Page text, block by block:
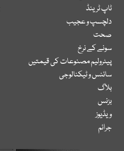
ٹاپ ٹرینڈ
دلچسپ و عجیب
صحت
سونے کے نرخ
پیٹرولیم مصنوعات کی قیمتیں
سائنس و ٹیکنالوجی
بلاگ
بزنس
ویڈیوز
جرائم